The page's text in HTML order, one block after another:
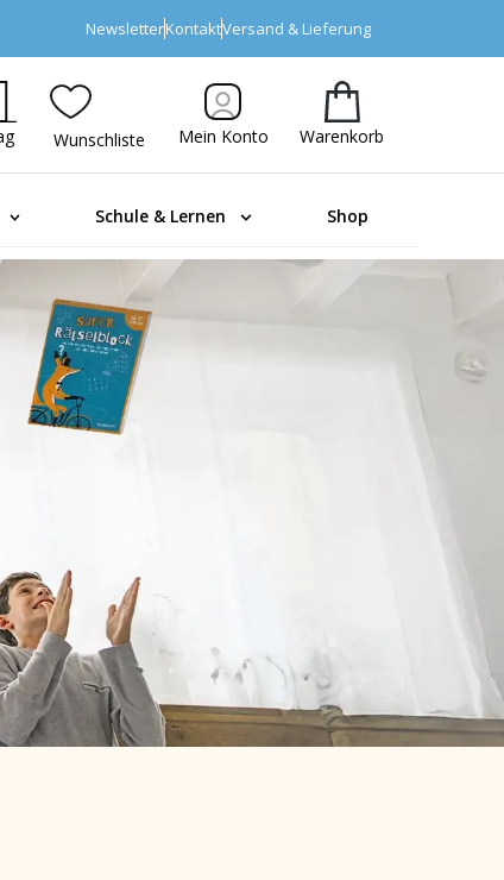
NewsletterKontaktVersand & Lieferung
Wunschliste Mein Konto Warenkorb
Schule & Lernen Shop